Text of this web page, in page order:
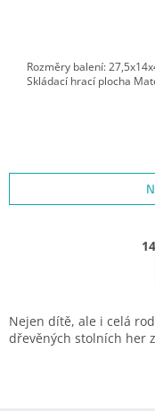
Rozměry balení:
Skládací hrací plocha
Nejen dítě, ale i celá
dřevěných stolních her